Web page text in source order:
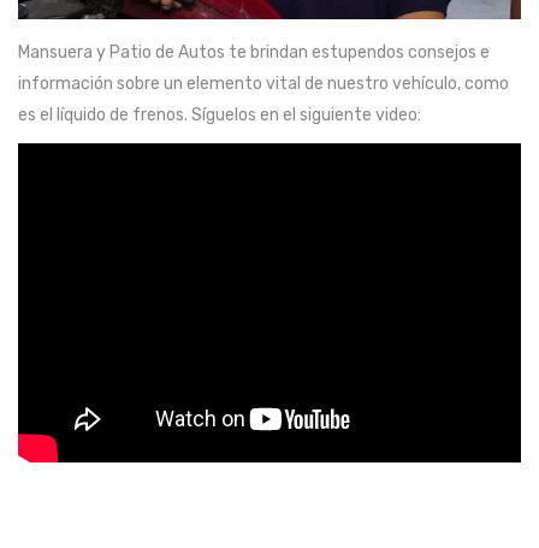
Mansuera y Patio de Autos te brindan estupendos consejos e
información sobre un elemento vital de nuestro vehículo, como
es el líquido de frenos. Síguelos en el siguiente video: